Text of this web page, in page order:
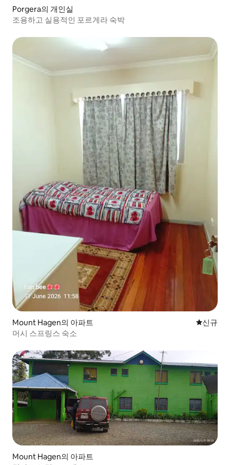
Porgera의 개인실
조용하고 실용적인 포르게라 숙박
Mount Hagen의 아파트 신규 숙소
신규
머시 스프링스 숙소
Mount Hagen의 아파트